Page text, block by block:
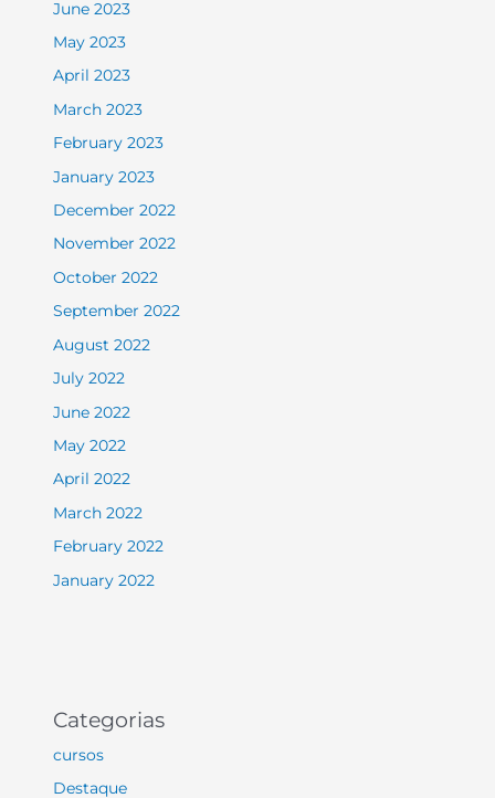
June 2023
May 2023
April 2023
March 2023
February 2023
January 2023
December 2022
November 2022
October 2022
September 2022
August 2022
July 2022
June 2022
May 2022
April 2022
March 2022
February 2022
January 2022
Categorias
cursos
Destaque